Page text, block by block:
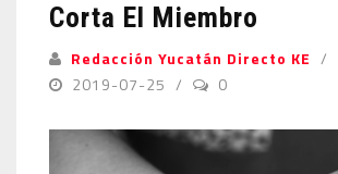
Corta El Miembro
Redacción Yucatán Directo KE
2019-07-25
0